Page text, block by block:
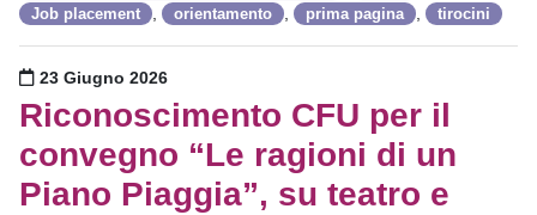
Job placement orientamento prima pagina tirocini
Pubblicato il
23 Giugno 2026
Riconoscimento CFU per il
convegno “Le ragioni di un
Piano Piaggia”, su teatro e